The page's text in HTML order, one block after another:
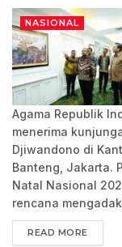
NASIONAL
Agama Republik
menerima
Djiwandono di
Banteng, Jakarta.
Natal Nasional
rencana
READ MORE